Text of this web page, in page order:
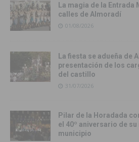
La magia de la Entrada
calles de Almoradí
01/08/2026
La fiesta se adueña de
presentación de los
del castillo
31/07/2026
Pilar de la Horadada
el 40º aniversario de
municipio